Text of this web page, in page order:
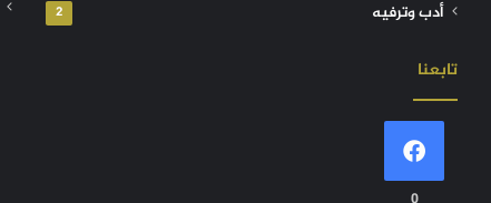
أدب وترفيه 2
تابعنا